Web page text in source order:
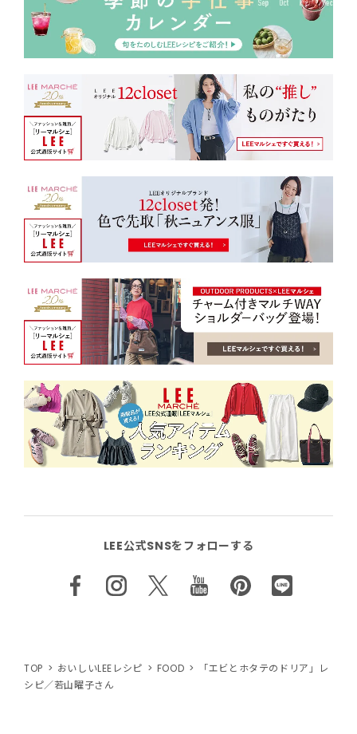
LEE公式SNSをフォローする
TOP おいしいLEEレシピ FOOD
「エビとホタテのドリア」レ
シピ／若山曜子さん